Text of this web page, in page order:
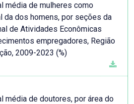
média de mulheres como
da dos homens, por seções da
de Atividades Econômicas
empregadores, Região
2009-2023 (%)
média de doutores, por área do